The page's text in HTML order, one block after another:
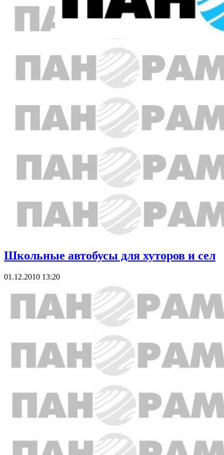
Школьные автобусы для хуторов и сел
01.12.2010 13:20